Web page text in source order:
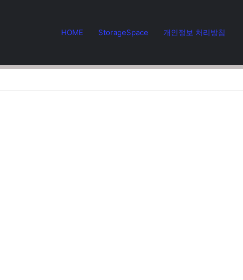
HOME StorageSpace 개인정보 처리방침